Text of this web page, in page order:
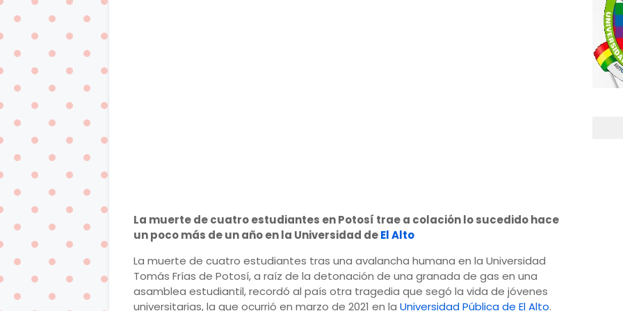
La muerte de cuatro estudiantes en Potosí trae a colación lo sucedido hace
un poco más de un año en la Universidad deEl Alto
La muerte de cuatro estudiantes tras una avalancha humana en la Universidad
Tomás Frías de Potosí, a raíz de la detonación de una granada de gas en una
asamblea estudiantil, recordó al país otra tragedia que segó la vida de jóvenes
universitarias, la que ocurrió en marzo de 2021 en la Universidad Pública de El Alto.